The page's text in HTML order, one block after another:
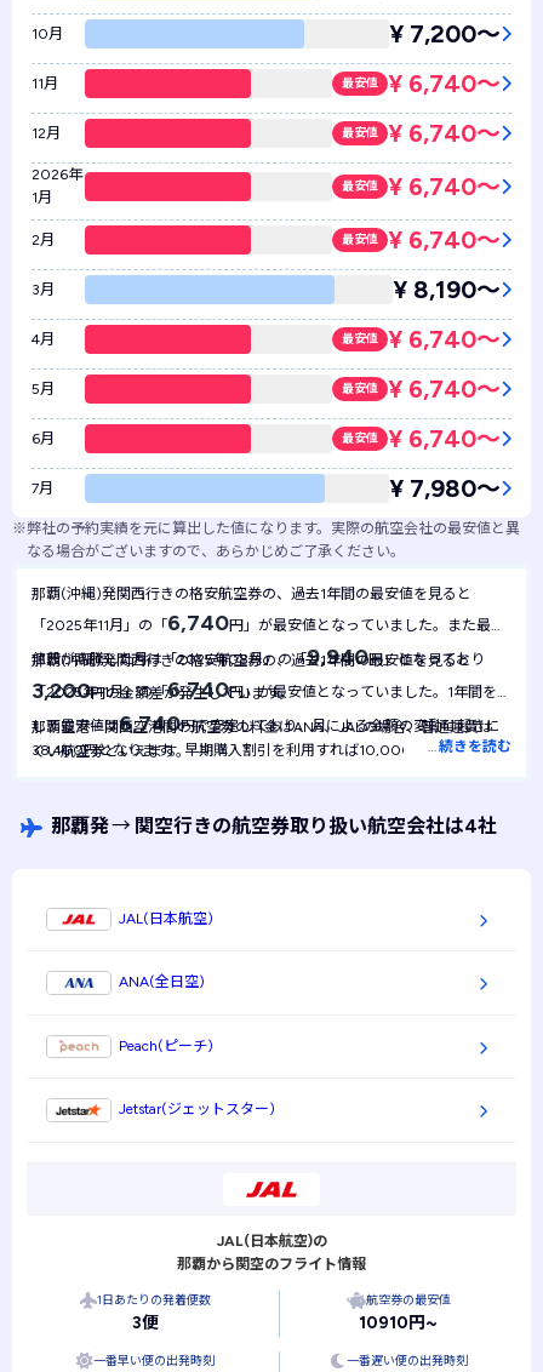
10月 ¥ 7,200〜
11月 最安値 ¥ 6,740〜
12月 最安値 ¥ 6,740〜
2026年
1月
最安値 ¥ 6,740〜
2月 最安値 ¥ 6,740〜
3月 ¥ 8,190〜
4月 最安値 ¥ 6,740〜
5月 最安値 ¥ 6,740〜
6月 最安値 ¥ 6,740〜
7月 ¥ 7,980〜
※弊社の予約実績を元に算出した値になります。実際の航空会社の最安値と異
なる場合がございますので、あらかじめご了承ください。
那覇(沖縄)発関西行きの格安航空券の、過去1年間の最安値を見ると
「2025年11月」の「 6,740円」が最安値となっていました。また最も
値段が高騰した月は「2025年08月」の「9,940円」となっており
3,200円の金額差が発生しています。
那覇(沖縄)発関西行きの格安航空券の、過去1年間の最安値を見ると
「2025年11月」の「6,740円」が最安値となっていました。1年間を通
して最安値は6,740円で安定しており、月による金額の変動は起きに
くい航空券といえます。
那覇空港ー関西空港間の航空券の料金はANA、JALの場合、普通運賃は
38,400円となります。早期購入割引を利用すれば10,000円～20,000円
…続きを読む
那覇発→ 関空行きの航空券取り扱い航空会社は4社
JAL(日本航空)
ANA(全日空)
Peach(ピーチ)
Jetstar(ジェットスター)
JAL(日本航空)の
那覇から関空のフライト情報
1日あたりの発着便数
3便
航空券の最安値
10910円~
一番早い便の出発時刻 一番遅い便の出発時刻